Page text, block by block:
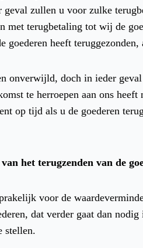
geval zullen u voor zulke
met terugbetaling tot wij de
goederen heeft
onverwijld, doch in ieder
te herroepen aan ons
op tijd als u de goederen
het terugzenden van de
voor de
dat verder gaat dan
stellen.